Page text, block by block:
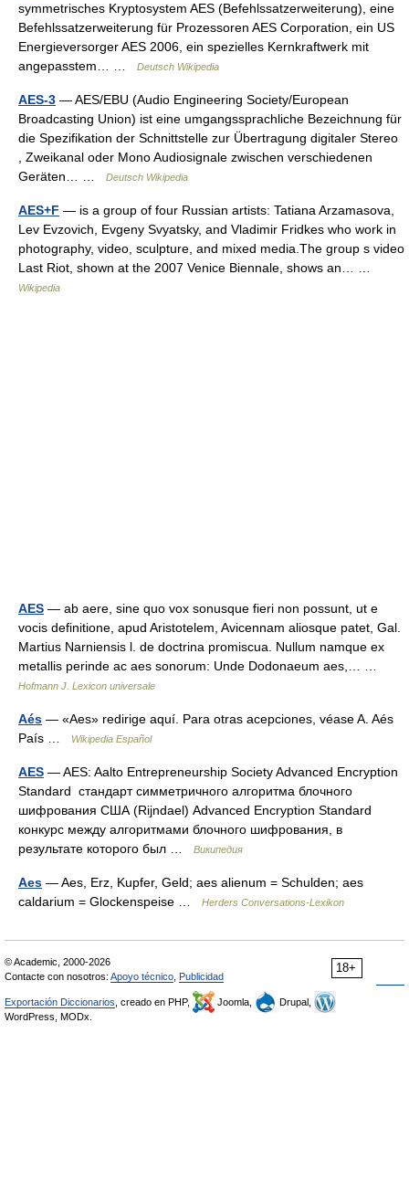
symmetrisches Kryptosystem AES (Befehlssatzerweiterung), eine
Befehlssatzerweiterung für Prozessoren AES Corporation, ein US
Energieversorger AES 2006, ein spezielles Kernkraftwerk mit
angepasstem… …
Deutsch Wikipedia
AES-3 — AES/EBU (Audio Engineering Society/European
Broadcasting Union) ist eine umgangssprachliche Bezeichnung für
die Spezifikation der Schnittstelle zur Übertragung digitaler Stereo
, Zweikanal oder Mono Audiosignale zwischen verschiedenen
Geräten… …
Deutsch Wikipedia
AES+F — is a group of four Russian artists: Tatiana Arzamasova,
Lev Evzovich, Evgeny Svyatsky, and Vladimir Fridkes who work in
photography, video, sculpture, and mixed media.The group s video
Last Riot, shown at the 2007 Venice Biennale, shows an… …
Wikipedia
AES — ab aere, sine quo vox sonusque fieri non possunt, ut e
vocis definitione, apud Aristotelem, Avicennam aliosque patet, Gal.
Martius Narniensis l. de doctrina promiscua. Nullum namque ex
metallis perinde ac aes sonorum: Unde Dodonaeum aes,… …
Hofmann J. Lexicon universale
Aés — «Aes» redirige aquí. Para otras acepciones, véase A. Aés
País …
Wikipedia Español
AES — AES: Aalto Entrepreneurship Society Advanced Encryption
Standard стандарт симметричного алгоритма блочного
шифрования США (Rijndael) Advanced Encryption Standard
конкурс между алгоритмами блочного шифрования, в
результате которого был …
Википедия
Aes — Aes, Erz, Kupfer, Geld; aes alienum = Schulden; aes
caldarium = Glockenspeise …
Herders Conversations-Lexikon
18+
© Academic, 2000-2026
Contacte con nosotros: Apoyo técnico Publicidad
Exportación Diccionarios , creado en PHP, Joomla,
Drupal,
WordPress, MODx.